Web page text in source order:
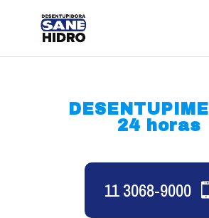
24 horas
11 3068-9000